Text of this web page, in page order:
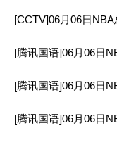
[CCTV]06月06日
[腾讯国语]06月06日
[腾讯国语]06月06日
[腾讯国语]06月06日